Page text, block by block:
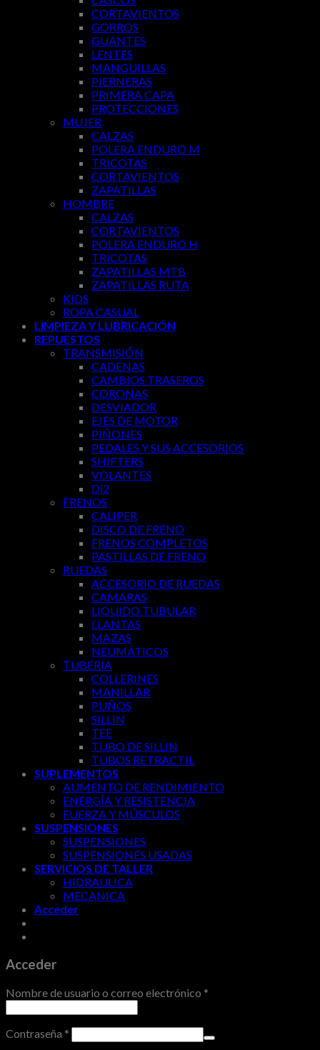
CORTAVIENTOS
GORROS
GUANTES
LENTES
MANGUILLAS
PIERNERAS
PRIMERA CAPA
PROTECCIONES
MUJER
CALZAS
POLERA ENDURO M
TRICOTAS
CORTAVIENTOS
ZAPATILLAS
HOMBRE
CALZAS
CORTAVIENTOS
POLERA ENDURO H
TRICOTAS
ZAPATILLAS MTB
ZAPATILLAS RUTA
KIDS
ROPA CASUAL
LIMPIEZA Y LUBRICACIÓN
REPUESTOS
TRANSMISIÓN
CADENAS
CAMBIOS TRASEROS
CORONAS
DESVIADOR
EJES DE MOTOR
PIÑONES
PEDALES Y SUS ACCESORIOS
SHIFTERS
VOLANTES
Di2
FRENOS
CALIPER
DISCO DE FRENO
FRENOS COMPLETOS
PASTILLAS DE FRENO
RUEDAS
ACCESORIO DE RUEDAS
CAMARAS
LIQUIDO TUBULAR
LLANTAS
MAZAS
NEUMÁTICOS
TUBERIA
COLLERINES
MANILLAR
PUÑOS
SILLIN
TEE
TUBO DE SILLIN
TUBOS RETRACTIL
SUPLEMENTOS
AUMENTO DE RENDIMIENTO
ENERGÍA Y RESISTENCIA
FUERZA Y MÚSCULOS
SUSPENSIONES
SUSPENSIONES
SUSPENSIONES USADAS
SERVICIOS DE TALLER
HIDRAULICA
MECANICA
Acceder
Acceder
Nombre de usuario o correo electrónico *
Contraseña *